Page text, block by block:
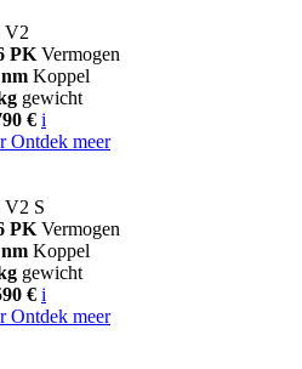
V2
PK Vermogen
Koppel
gewicht
€ i
Ontdek meer
V2 S
PK Vermogen
Koppel
gewicht
€ i
Ontdek meer